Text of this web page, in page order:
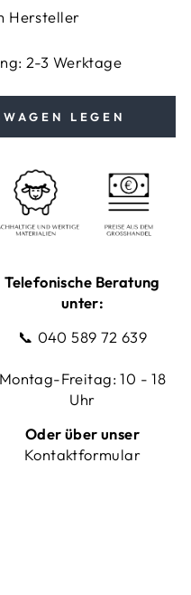
Hersteller
2-3 Werktage
LEGEN
Telefonische Beratung
unter:
📞 040 589 72 639
Montag-Freitag: 10 - 18
Uhr
Oder über unser
Kontaktformular